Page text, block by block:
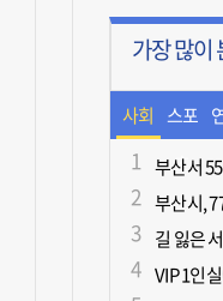
가장 많이
사회 스포
츠
길 잃은